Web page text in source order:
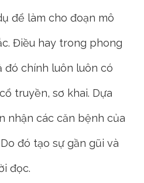
để làm cho đoạn mô
Điều hay trong phong
đó chính luôn luôn có
truyền, sơ khai. Dựa
nhận các căn bệnh của
đó tạo sự gần gũi và
đọc.